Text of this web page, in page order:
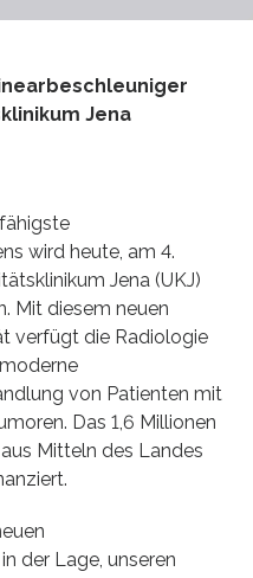
Jena
wird heute, am 4.
Jena (UKJ)
Mit diesem neuen
verfügt die Radiologie
von Patienten mit
Das 1,6 Millionen
Mitteln des Landes
der Lage, unseren